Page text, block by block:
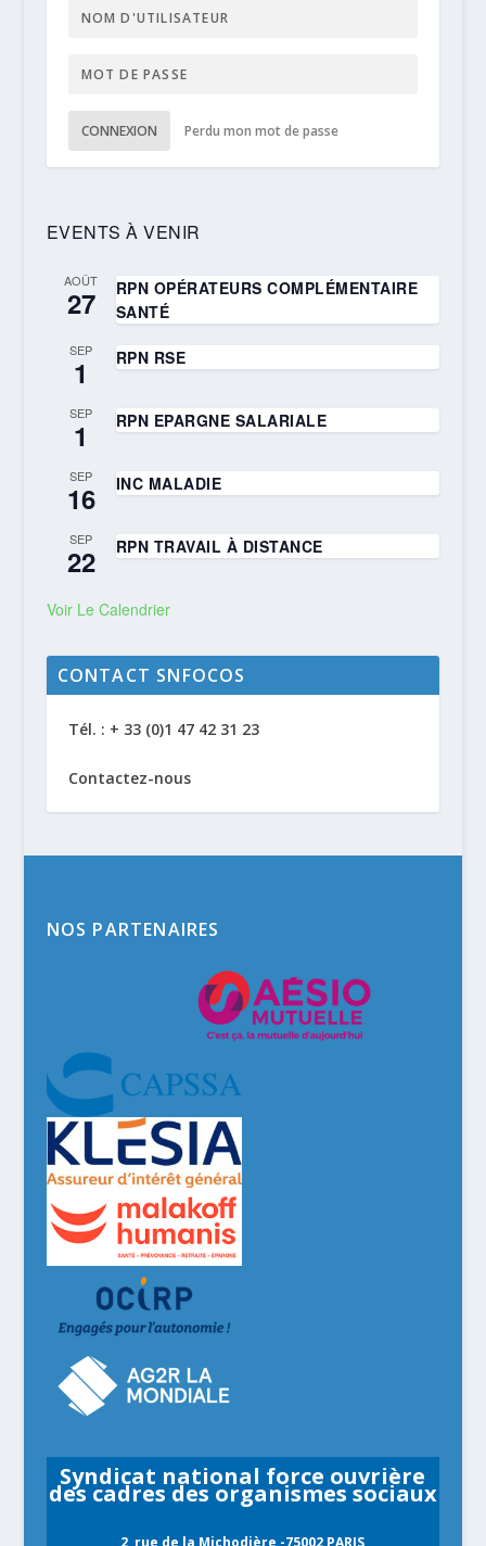
CONNEXION Perdu mon mot de passe
EVENTS À VENIR
AOÛT
27
RPN OPÉRATEURS COMPLÉMENTAIRE
SANTÉ
SEP
1 RPN RSE
SEP
1 RPN EPARGNE SALARIALE
SEP
16 INC MALADIE
SEP
22 RPN TRAVAIL À DISTANCE
Voir Le Calendrier
CONTACT SNFOCOS
Tél. : + 33 (0)1 47 42 31 23
Contactez-nous
NOS PARTENAIRES
Syndicat national force ouvrière
des cadres des organismes sociaux
2, rue de la Michodière -75002 PARIS